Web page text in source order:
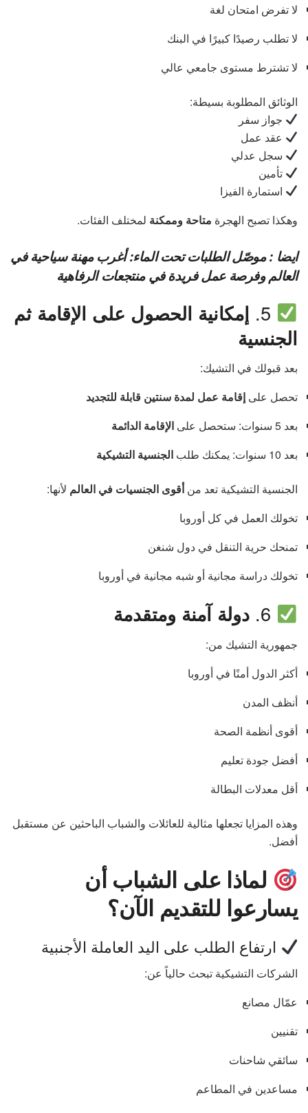
لا تفرض امتحان لغة
لا تطلب رصيدًا كبيرًا في البنك
لا تشترط مستوى جامعي عالي
الوثائق المطلوبة بسيطة:
جواز سفر
عقد عمل
سجل عدلي
تأمين
استمارة الفيزا
وهكذا تصبح الهجرة متاحة وممكنة لمختلف الفئات.
ايضا :موصّل الطلبات تحت الماء: أغرب مهنة سياحية في
العالم وفرصة عمل فريدة في منتجعات الرفاهية
إمكانية الحصول على الإقامة ثم
الجنسية
بعد قبولك في التشيك:
تحصل على إقامة عمل لمدة سنتين قابلة للتجديد
بعد 5 سنوات: ستحصل على
الإقامة الدائمة
بعد 10 سنوات: يمكنك طلب
الجنسية التشيكية
الجنسية التشيكية تعد منأقوى الجنسيات في العالم لأنها:
تخولك العمل في كل أوروبا
تمنحك حرية التنقل في دول شنغن
تخولك دراسة مجانية أو شبه مجانية في أوروبا
دولة آمنة ومتقدمة
جمهورية التشيك من:
أكثر الدول أمنًا في أوروبا
أنظف المدن
أقوى أنظمة الصحة
أفضل جودة تعليم
أقل معدلات البطالة
وهذه المزايا تجعلها مثالية للعائلات والشباب الباحثين عن مستقبل
أفضل.
لماذا على الشباب أن
يسارعوا للتقديم الآن؟
ارتفاع الطلب على اليد العاملة الأجنبية
الشركات التشيكية تبحث حالياً عن:
عمّال مصانع
تقنيين
سائقي شاحنات
مساعدين في المطاعم